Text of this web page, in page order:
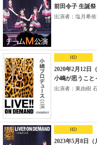
前田令子 生誕祭
出演者：塩月希依
HD
2020年2月12日
小嶋が思うこと
出演者：東由樹
HD
2023年5月8日